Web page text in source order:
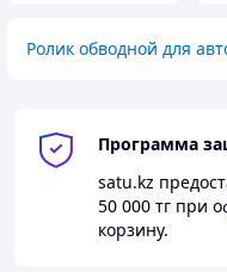
Ролик обводной для
Программа
satu.kz
50 000 тг при
корзину.